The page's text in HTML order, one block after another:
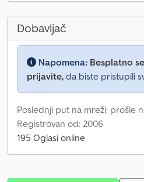
Dobavljač
Napomena: Besplatno
prijavite, da biste pristupili
Poslednji put na mreži: prošle
Registrovan od: 2006
195 Oglasi online